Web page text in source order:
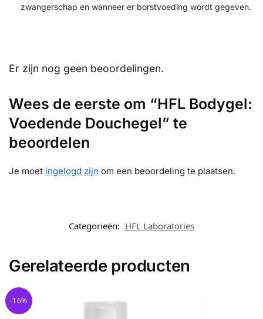
zwangerschap en wanneer er borstvoeding wordt gegeven.
Er zijn nog geen beoordelingen.
Wees de eerste om “HFL Bodygel:
Voedende Douchegel” te
beoordelen
Je moet ingelogd zijn om een beoordeling te plaatsen.
Categorieën: HFL Laboratories
Gerelateerde producten
-16%